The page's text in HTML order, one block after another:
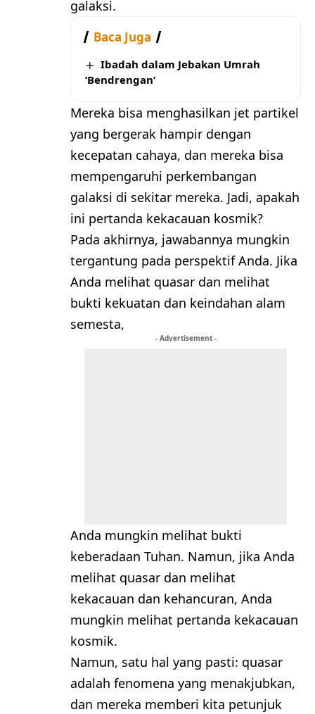
galaksi.
Baca Juga
Ibadah dalam Jebakan Umrah
‘Bendrengan’
Mereka bisa menghasilkan jet partikel
yang bergerak hampir dengan
kecepatan cahaya, dan mereka bisa
mempengaruhi perkembangan
galaksi di sekitar mereka. Jadi, apakah
ini pertanda kekacauan kosmik?
Pada akhirnya, jawabannya mungkin
tergantung pada perspektif Anda. Jika
Anda melihat quasar dan melihat
bukti kekuatan dan keindahan alam
semesta,
- Advertisement -
Anda mungkin melihat bukti
keberadaan Tuhan. Namun, jika Anda
melihat quasar dan melihat
kekacauan dan kehancuran, Anda
mungkin melihat pertanda kekacauan
kosmik.
Namun, satu hal yang pasti: quasar
adalah fenomena yang menakjubkan,
dan mereka memberi kita petunjuk